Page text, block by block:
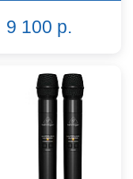
9 100 р.